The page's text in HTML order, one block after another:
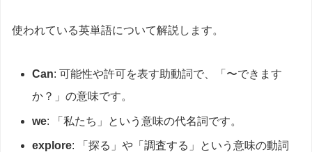
使われている英単語について解説します。
Can: 可能性や許可を表す助動詞で、「〜できます
か？」の意味です。
we: 「私たち」という意味の代名詞です。
explore: 「探る」や「調査する」という意味の動詞